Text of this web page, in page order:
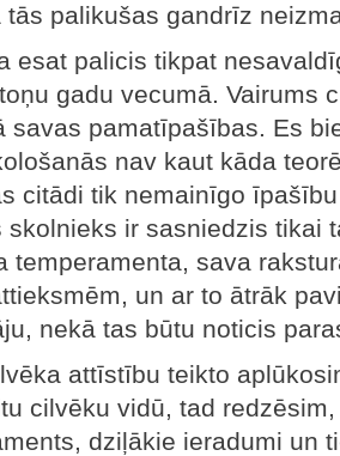
tās palikušas gandrīz
esat palicis tikpat
gadu vecumā. Vairums
savas pamatīpašības. Es
nav kaut kāda
citādi tik nemainīgo
skolnieks ir sasniedzis tikai
temperamenta, sava
un ar to ātrāk
nekā tas būtu noticis
attīstību teikto
cilvēku vidū, tad
dziļākie ieradumi un